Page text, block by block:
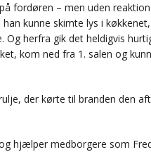
fordøren – men uden
kunne skimte lys i
Og herfra gik det heldigvis
kom ned fra 1. salen og
der kørte til branden den
hjælper medborgere som